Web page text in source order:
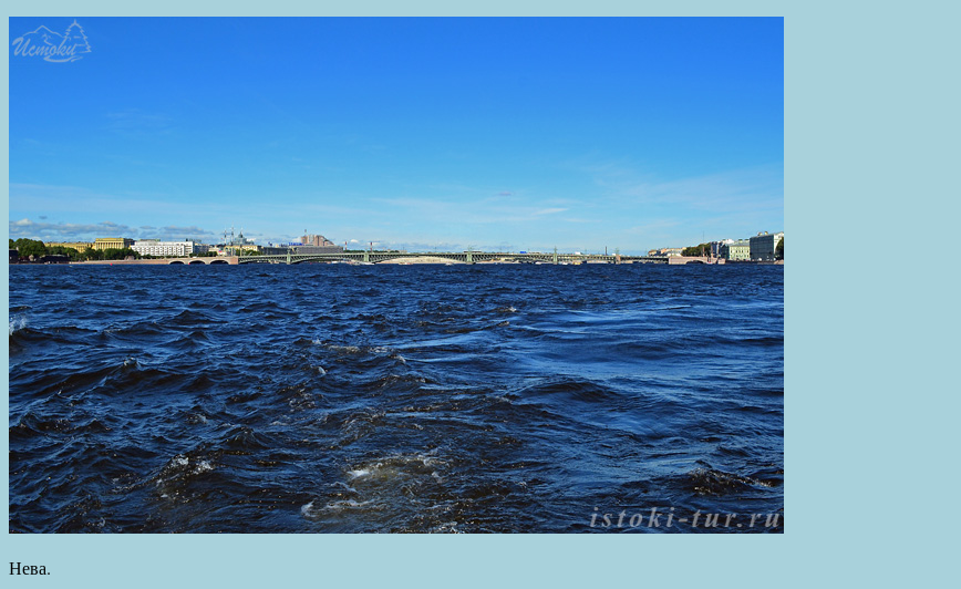
Нева.